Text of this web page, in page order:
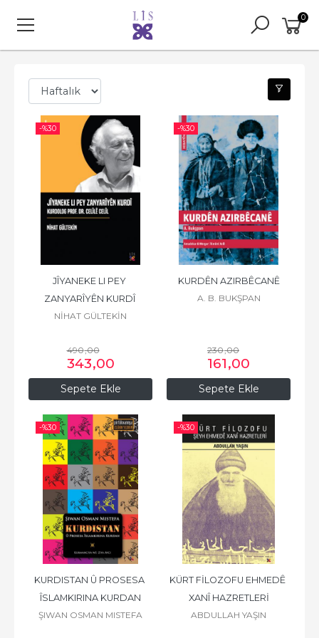
0
-%30
Sepete Ekle
JÎYANEKE LI PEY
ZANYARÎYÊN KURDÎ
KURDOLOG PROF. DR.
NİHAT GÜLTEKİN
490,00
343,00
-%30
Sepete Ekle
KURDÊN AZIRBÊCANÊ
A. B. BUKŞPAN
230,00
161,00
-%30
KURDISTAN Û PROSESA
ÎSLAMKIRINA KURDAN
ŞIWAN OSMAN MISTEFA
-%30
KÜRT FİLOZOFU EHMEDÊ
XANÎ HAZRETLERİ
ABDULLAH YAŞIN